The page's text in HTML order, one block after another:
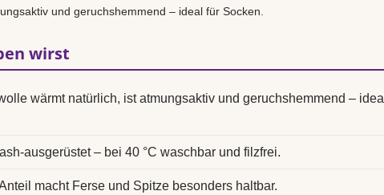
und geruchshemmend – ideal für Socken.
wirst
wärmt natürlich, ist atmungsaktiv und geruchshemmend – ideal
ausgerüstet – bei 40 °C waschbar und filzfrei.
macht Ferse und Spitze besonders haltbar.